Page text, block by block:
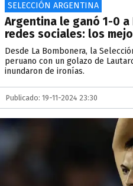
SELECCIÓN ARGENTINA
Argentina le ganó 1-0
redes sociales: los
Desde La Bombonera, la
peruano con un golazo de
inundaron de ironías.
Publicado: 19-11-2024 23:30